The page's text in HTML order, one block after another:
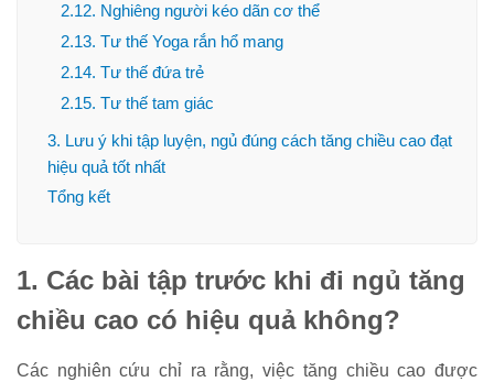
2.12. Nghiêng người kéo dãn cơ thể
2.13. Tư thế Yoga rắn hổ mang
2.14. Tư thế đứa trẻ
2.15. Tư thế tam giác
3. Lưu ý khi tập luyện, ngủ đúng cách tăng chiều cao đạt
hiệu quả tốt nhất
Tổng kết
1. Các bài tập trước khi đi ngủ tăng
chiều cao có hiệu quả không?
Các nghiên cứu chỉ ra rằng, việc tăng chiều cao được